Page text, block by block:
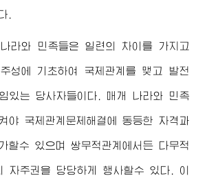
.
라와 민족들은 일련의 차이를 가지고
성에 기초하여 국제관계를 맺고 발전
있는 당사자들이다. 매개 나라와 민족
야 국제관계문제해결에 동등한 자격과
할수 있으며 쌍무적관계에서든 다무적
자주권을 당당하게 행사할수 있다. 이